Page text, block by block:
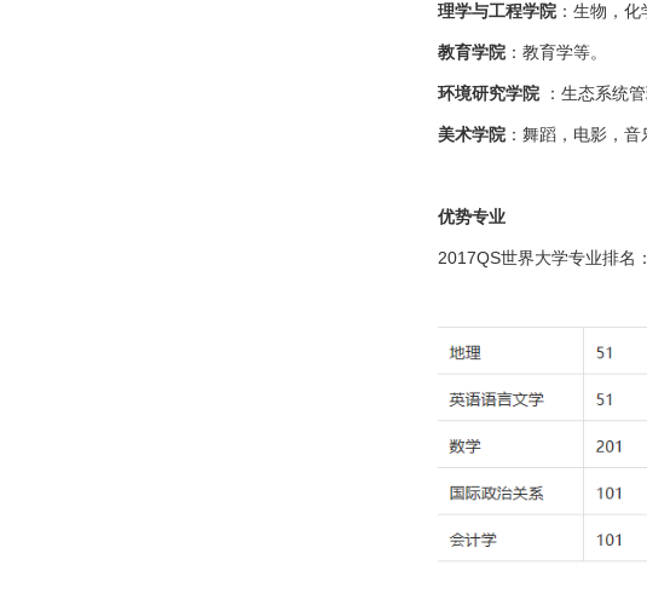
理学与工程学院 ：生物，
教育学院 ：教育学等。
环境研究学院 ：生态系统
美术学院 ：舞蹈，电影，
优势专业
2017QS世界大学专业排名：